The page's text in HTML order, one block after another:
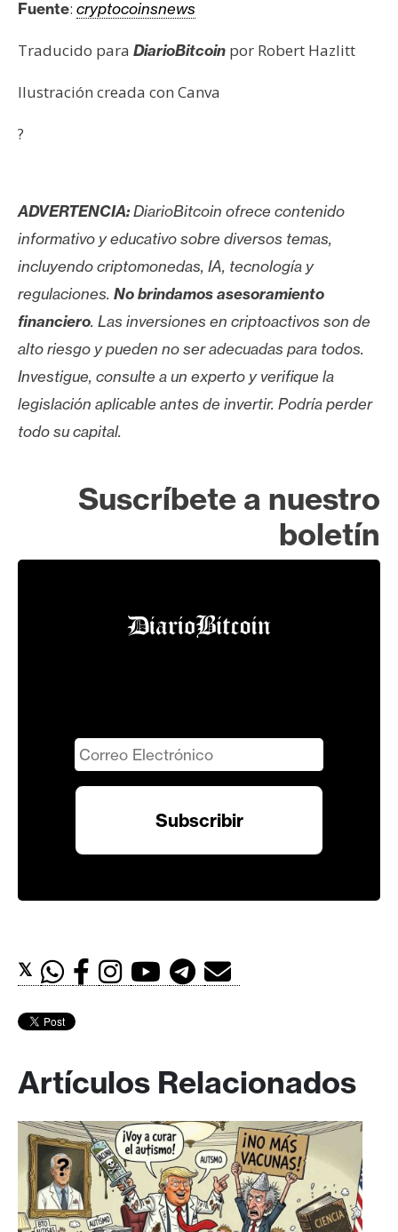
Fuente: cryptocoinsnews
Traducido para DiarioBitcoin por Robert Hazlitt
Ilustración creada con Canva
?
ADVERTENCIA:DiarioBitcoin ofrece contenido
informativo y educativo sobre diversos temas,
incluyendo criptomonedas, IA, tecnología y
regulaciones. No brindamos asesoramiento
financiero. Las inversiones en criptoactivos son de
alto riesgo y pueden no ser adecuadas para todos.
Investigue, consulte a un experto y verifique la
legislación aplicable antes de invertir. Podría perder
todo su capital.
Suscríbete a nuestro
boletín
𝕏
Artículos Relacionados